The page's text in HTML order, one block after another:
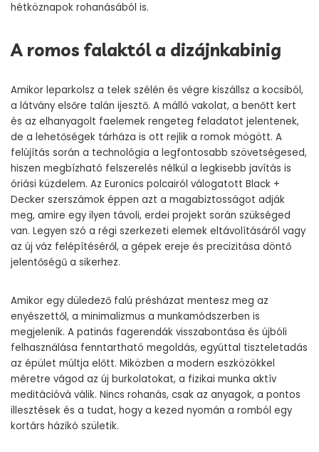
hétköznapok rohanásából is.
A romos falaktól a dizájnkabinig
Amikor leparkolsz a telek szélén és végre kiszállsz a kocsiból,
a látvány elsőre talán ijesztő. A málló vakolat, a benőtt kert
és az elhanyagolt faelemek rengeteg feladatot jelentenek,
de a lehetőségek tárháza is ott rejlik a romok mögött. A
felújítás során a technológia a legfontosabb szövetségesed,
hiszen megbízható felszerelés nélkül a legkisebb javítás is
óriási küzdelem. Az Euronics polcairól válogatott Black +
Decker szerszámok éppen azt a magabiztosságot adják
meg, amire egy ilyen távoli, erdei projekt során szükséged
van. Legyen szó a régi szerkezeti elemek eltávolításáról vagy
az új váz felépítéséről, a gépek ereje és precizitása döntő
jelentőségű a sikerhez.
Amikor egy düledező falú présházat mentesz meg az
enyészettől, a minimalizmus a munkamódszerben is
megjelenik. A patinás fagerendák visszabontása és újbóli
felhasználása fenntartható megoldás, egyúttal tiszteletadás
az épület múltja előtt. Miközben a modern eszközökkel
méretre vágod az új burkolatokat, a fizikai munka aktív
meditációvá válik. Nincs rohanás, csak az anyagok, a pontos
illesztések és a tudat, hogy a kezed nyomán a romból egy
kortárs házikó születik.